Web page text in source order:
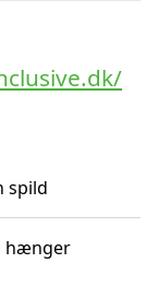
spild
hænger